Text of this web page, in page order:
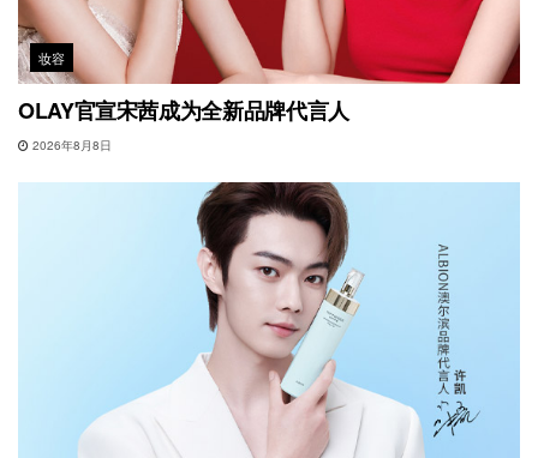
妆容
OLAY官宣宋茜成为全新品牌代言人
2026年8月8日